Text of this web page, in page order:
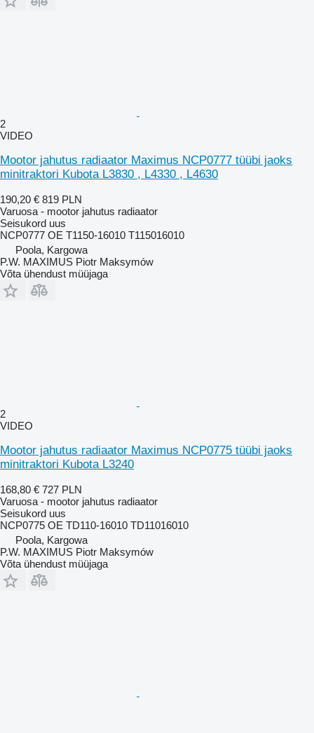
2
VIDEO
Mootor jahutus radiaator Maximus NCP0777 tüübi jaoks
minitraktori Kubota L3830 , L4330 , L4630
190,20 € 819 PLN
Varuosa - mootor jahutus radiaator
Seisukord uus
NCP0777 OE T1150-16010 T115016010
Poola, Kargowa
P.W. MAXIMUS Piotr Maksymów
Võta ühendust müüjaga
2
VIDEO
Mootor jahutus radiaator Maximus NCP0775 tüübi jaoks
minitraktori Kubota L3240
168,80 € 727 PLN
Varuosa - mootor jahutus radiaator
Seisukord uus
NCP0775 OE TD110-16010 TD11016010
Poola, Kargowa
P.W. MAXIMUS Piotr Maksymów
Võta ühendust müüjaga